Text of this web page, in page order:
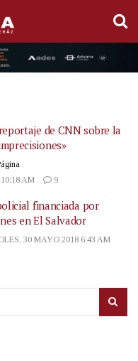
de CNN sobre la
AM
9
financiada por
en El Salvador
30 MAYO 2018 6:43 AM